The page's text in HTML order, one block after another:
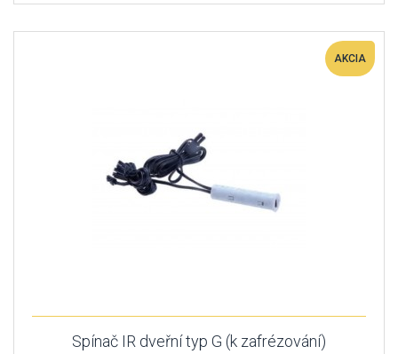
AKCIA
Spínač IR dveřní typ G (k zafrézování)